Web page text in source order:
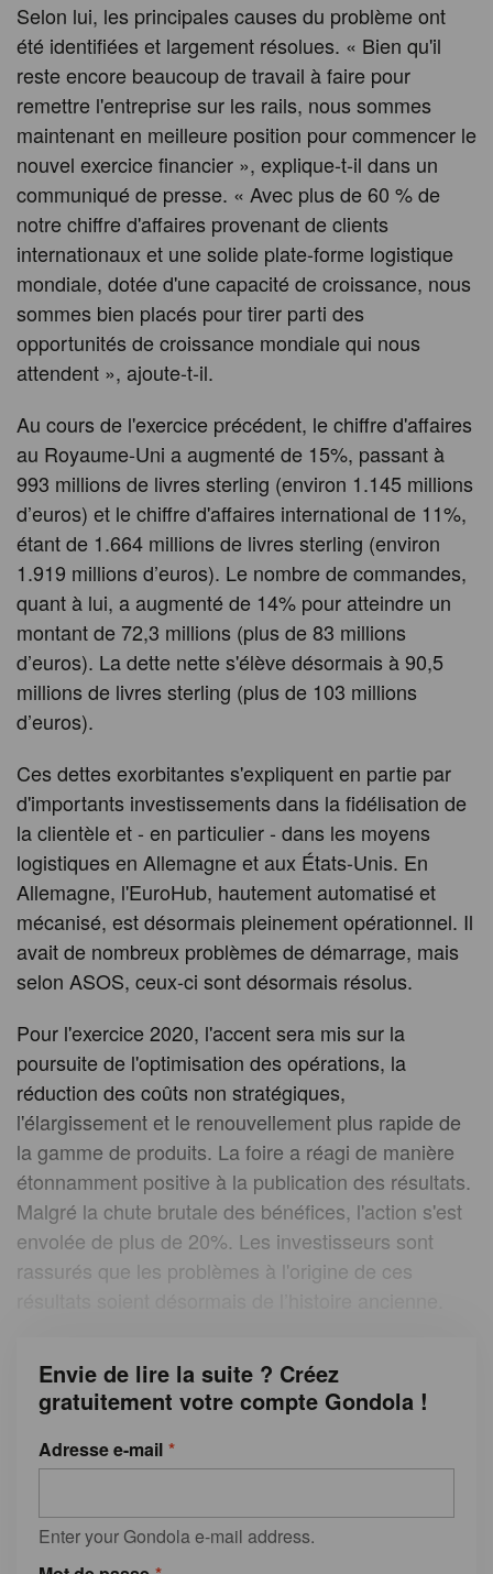
Selon lui, les principales causes du problème ont
été identifiées et largement résolues. « Bien qu'il
reste encore beaucoup de travail à faire pour
remettre l'entreprise sur les rails, nous sommes
maintenant en meilleure position pour commencer le
nouvel exercice financier », explique-t-il dans un
communiqué de presse. « Avec plus de 60 % de
notre chiffre d'affaires provenant de clients
internationaux et une solide plate-forme logistique
mondiale, dotée d'une capacité de croissance, nous
sommes bien placés pour tirer parti des
opportunités de croissance mondiale qui nous
attendent », ajoute-t-il.
Au cours de l'exercice précédent, le chiffre d'affaires
au Royaume-Uni a augmenté de 15%, passant à
993 millions de livres sterling (environ 1.145 millions
d’euros) et le chiffre d'affaires international de 11%,
étant de 1.664 millions de livres sterling (environ
1.919 millions d’euros). Le nombre de commandes,
quant à lui, a augmenté de 14% pour atteindre un
montant de 72,3 millions (plus de 83 millions
d’euros). La dette nette s'élève désormais à 90,5
millions de livres sterling (plus de 103 millions
d’euros).
Ces dettes exorbitantes s'expliquent en partie par
d'importants investissements dans la fidélisation de
la clientèle et - en particulier - dans les moyens
logistiques en Allemagne et aux États-Unis. En
Allemagne, l'EuroHub, hautement automatisé et
mécanisé, est désormais pleinement opérationnel. Il
avait de nombreux problèmes de démarrage, mais
selon ASOS, ceux-ci sont désormais résolus.
Pour l'exercice 2020, l'accent sera mis sur la
poursuite de l'optimisation des opérations, la
réduction des coûts non stratégiques,
l'élargissement et le renouvellement plus rapide de
la gamme de produits. La foire a réagi de manière
étonnamment positive à la publication des résultats.
Malgré la chute brutale des bénéfices, l'action s'est
envolée de plus de 20%. Les investisseurs sont
rassurés que les problèmes à l'origine de ces
Envie de lire la suite ? Créez
gratuitement votre compte Gondola !
Adresse e-mail
Enter your Gondola e-mail address.